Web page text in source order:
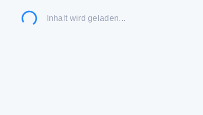
Inhalt wird geladen...